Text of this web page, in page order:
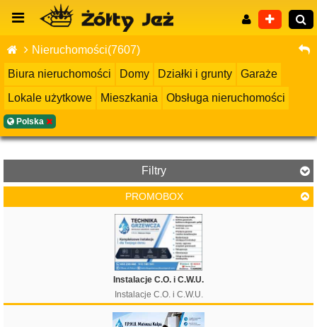
Nieruchomości(7607)
Biura nieruchomości
Domy Działki i grunty
Garaże
Lokale użytkowe
Mieszkania Obsługa nieruchomości
Polska
Filtry
Filtruj
PROMOBOX
Instalacje C.O. i C.W.U.
Instalacje C.O. i C.W.U.